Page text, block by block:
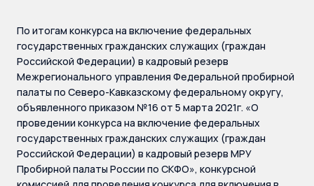
По итогам конкурса на включение федеральных
государственных гражданских служащих (граждан
Российской Федерации) в кадровый резерв
Межрегионального управления Федеральной пробирной
палаты по Северо-Кавказскому федеральному округу,
объявленного приказом №16 от 5 марта 2021г. «О
проведении конкурса на включение федеральных
государственных гражданских служащих (граждан
Российской Федерации) в кадровый резерв МРУ
Пробирной палаты России по СКФО», конкурсной